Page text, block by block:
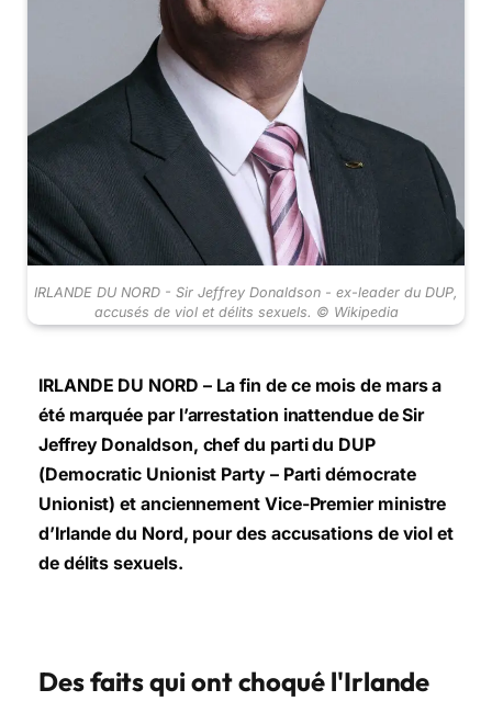
IRLANDE DU NORD - Sir Jeffrey Donaldson - ex-leader du DUP,
accusés de viol et délits sexuels. © Wikipedia
IRLANDE DU NORD – La fin de ce mois de mars a
été marquée par l’arrestation inattendue de Sir
Jeffrey Donaldson, chef du parti du DUP
(Democratic Unionist Party – Parti démocrate
Unionist) et anciennement Vice-Premier ministre
d’Irlande du Nord, pour des accusations de viol et
de délits sexuels.
Des faits qui ont choqué l'Irlande